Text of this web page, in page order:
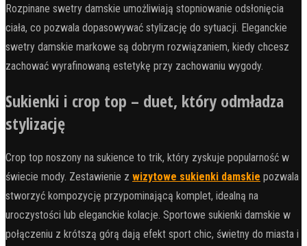
Rozpinane swetry damskie umożliwiają stopniowanie odsłonięcia
ciała, co pozwala dopasowywać stylizację do sytuacji. Eleganckie
swetry damskie markowe są dobrym rozwiązaniem, kiedy chcesz
zachować wyrafinowaną estetykę przy zachowaniu wygody.
Sukienki i crop top – duet, który odmładza
stylizację
Crop top noszony na sukience to trik, który zyskuje popularność w
świecie mody. Zestawienie z wizytowe sukienki damskie pozwala
stworzyć kompozycję przypominającą komplet, idealną na
uroczystości lub eleganckie kolacje. Sportowe sukienki damskie w
połączeniu z krótszą górą dają efekt sport chic, świetny do miasta i